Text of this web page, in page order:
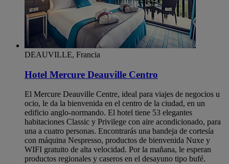
DEAUVILLE, Francia
Hotel Mercure Deauville Centro
El Mercure Deauville Centre, ideal para viajes de negocios u
ocio, le da la bienvenida en el centro de la ciudad, en un
edificio anglo-normando. El hotel tiene 53 elegantes
habitaciones Classic y Privilege con aire acondicionado, para
una a cuatro personas. Encontrarás una bandeja de cortesía
con máquina Nespresso, productos de bienvenida Nuxe y
WIFI gratuito de alta velocidad. Por la mañana, le esperan
productos regionales y caseros en el desayuno tipo bufé.